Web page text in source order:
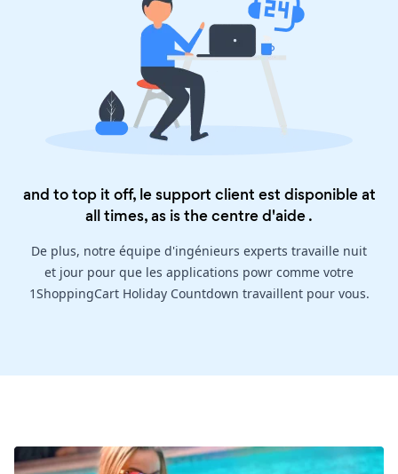
and to top it off, le support client est disponible at
all times, as is thecentre d'aide.
De plus, notre équipe d'ingénieurs experts travaille nuit
et jour pour que les applications powr comme votre
1ShoppingCart Holiday Countdown travaillent pour vous.